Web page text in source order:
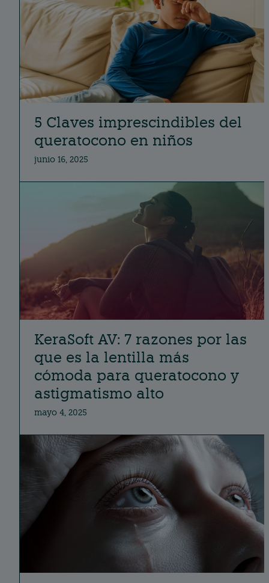
5 Claves imprescindibles del
queratocono en niños
junio 16, 2025
KeraSoft AV: 7 razones por las
que es la lentilla más
cómoda para queratocono y
astigmatismo alto
mayo 4, 2025